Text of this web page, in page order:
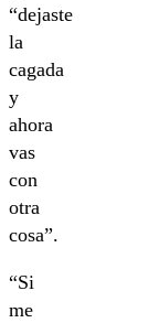
“dejaste
la
cagada
y
ahora
vas
con
otra
cosa”.
“Si
me